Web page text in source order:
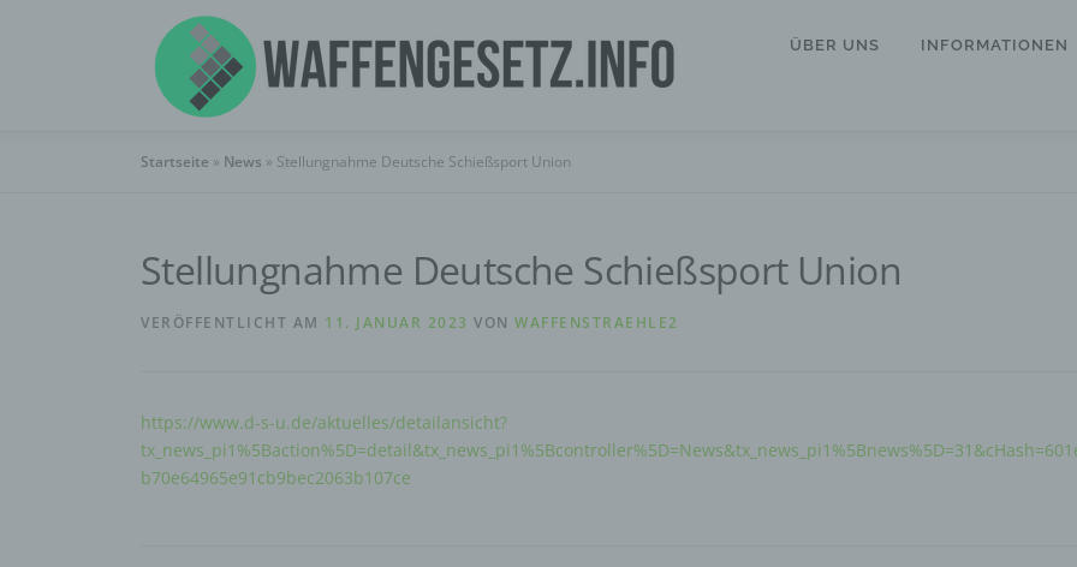
ÜBER UNS INFORMATIONEN
Startseite » News » Stellungnahme Deutsche Schießsport Union
Stellungnahme Deutsche Schießsport Union
VERÖFFENTLICHT AM 11. JANUAR 2023 VON WAFFENSTRAEHLE2
https://www.d-s-u.de/aktuelles/detailansicht?
b70e64965e91cb9bec2063b107ce